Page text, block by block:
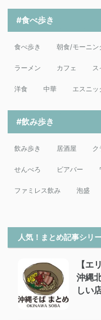
#食べ歩き
食べ歩き 朝食/モーニン
ラーメン カフェ ス
洋食 中華 エスニッ
#飲み歩き
飲み歩き 居酒屋 ク
せんべろ ビアバー
ファミレス飲み 泡盛
人気！まとめ記事シリ
【エ
沖縄
しい